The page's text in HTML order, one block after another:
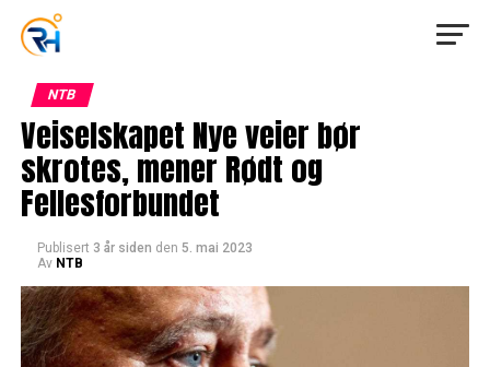
NTB
Veiselskapet Nye veier bør
skrotes, mener Rødt og
Fellesforbundet
Publisert 3 år siden den 5. mai 2023
Av NTB